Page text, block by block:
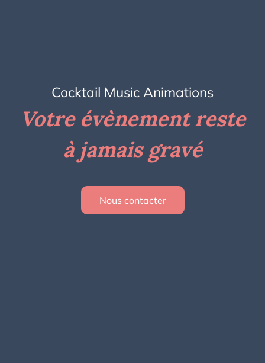
Cocktail Music Animations
Votre évènement reste
à jamais gravé
Nous contacter